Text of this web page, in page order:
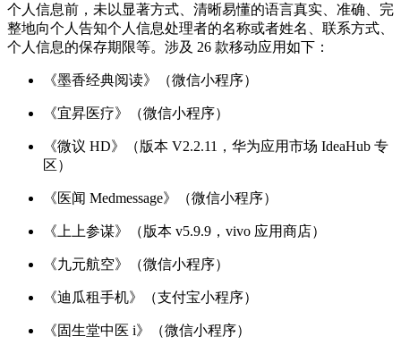
个人信息前，未以显著方式、清晰易懂的语言真实、准确、完
整地向个人告知个人信息处理者的名称或者姓名、联系方式、
个人信息的保存期限等。涉及 26 款移动应用如下：
《墨香经典阅读》（微信小程序）
《宜昇医疗》（微信小程序）
《微议 HD》（版本 V2.2.11，华为应用市场 IdeaHub 专
区）
《医闻 Medmessage》（微信小程序）
《上上参谋》（版本 v5.9.9，vivo 应用商店）
《九元航空》（微信小程序）
《迪瓜租手机》（支付宝小程序）
《固生堂中医 i》（微信小程序）